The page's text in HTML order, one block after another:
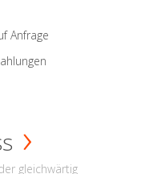
Anfrage
gleichwärtig